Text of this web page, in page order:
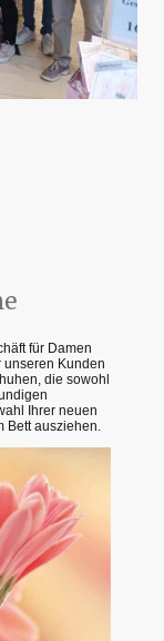
für Damen
unseren Kunden
die sowohl
Ihrer neuen
Bett ausziehen.